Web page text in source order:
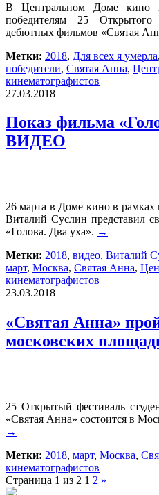
В Центральном Доме кино
победителям 25 Открытого
дебютных фильмов «Святая
Метки: 2018, Для всех я умерла,
победители, Святая Анна,
кинематографистов
27.03.2018
Показ фильма
ВИДЕО
26 марта в Доме кино в
Виталий Суслин представил
«Голова. Два уха». →
Метки: 2018, видео, Виталий
март, Москва, Святая Анна,
кинематографистов
23.03.2018
«Святая Анна»
московских
25 Открытый фестиваль
«Святая Анна» состоится в
→
Метки: 2018, март, Москва,
кинематографистов
Страница 1 из 2 1 2 »